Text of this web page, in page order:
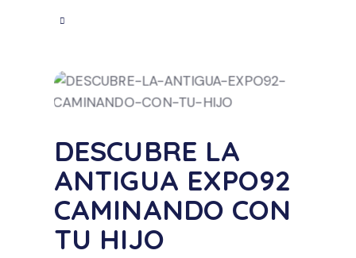
DESCUBRE LA
ANTIGUA EXPO92
CAMINANDO CON
TU HIJO